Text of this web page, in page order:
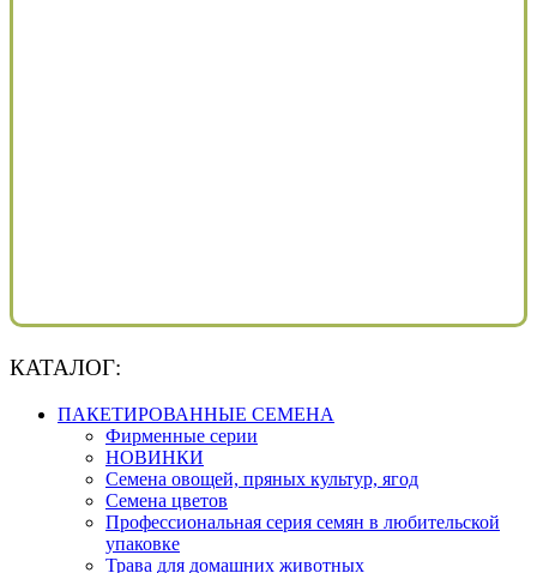
КАТАЛОГ:
ПАКЕТИРОВАННЫЕ СЕМЕНА
Фирменные серии
НОВИНКИ
Семена овощей, пряных культур, ягод
Семена цветов
Профессиональная серия семян в любительской
упаковке
Трава для домашних животных